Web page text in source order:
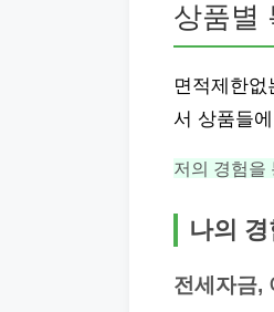
상품별
면적제한
서 상품들
저의 경험을
나의 경
전세자금,